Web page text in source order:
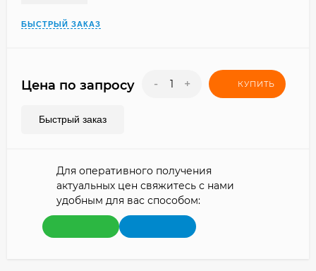
БЫСТРЫЙ ЗАКАЗ
Цена по запросу - + КУПИТЬ
Быстрый заказ
Для оперативного получения
актуальных цен свяжитесь с нами
удобным для вас способом: